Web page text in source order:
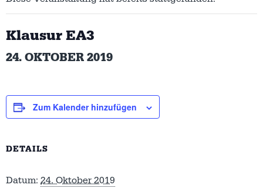
Klausur EA3
24. OKTOBER 2019
Zum Kalender hinzufügen
DETAILS
Datum: 24. Oktober 2019